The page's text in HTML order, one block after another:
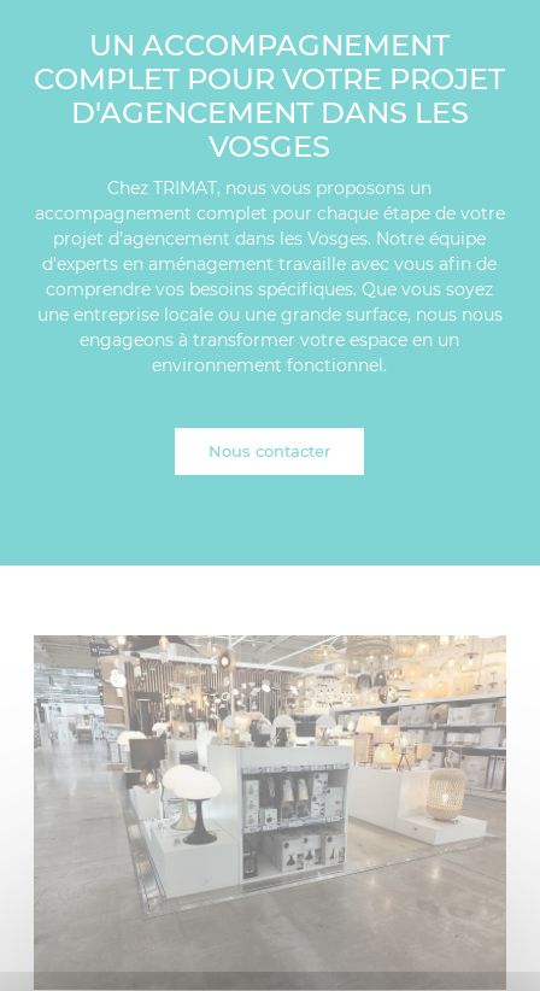
UN ACCOMPAGNEMENT
COMPLET POUR VOTRE PROJET
D'AGENCEMENT DANS LES
VOSGES
Chez TRIMAT, nous vous proposons un
accompagnement complet pour chaque étape de votre
projet d'agencement dans les Vosges. Notre équipe
d'experts en aménagement travaille avec vous afin de
comprendre vos besoins spécifiques. Que vous soyez
une entreprise locale ou une grande surface, nous nous
engageons à transformer votre espace en un
environnement fonctionnel.
Nous contacter